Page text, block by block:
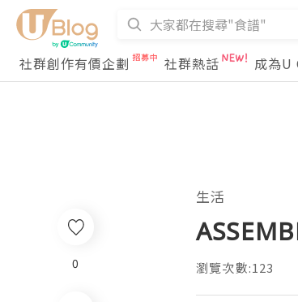
社群創作有價企劃
社群熱話 成為
生活
瀏覽次數:123
0